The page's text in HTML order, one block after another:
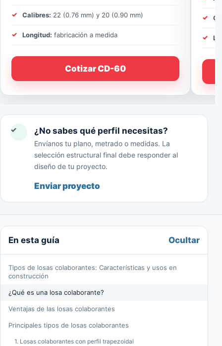
Calibres: 22 (0.76 mm) y 20 (0.90 mm)
Longitud: fabricación a medida
Cotizar CD-60
✓ ¿No sabes qué perfil necesitas?
Envíanos tu plano, metrado o medidas. La
selección estructural final debe responder al
diseño de tu proyecto.
Enviar proyecto
En esta guía Ocultar
Tipos de losas colaborantes: Características y usos en
construcción
¿Qué es una losa colaborante?
Ventajas de las losas colaborantes
Principales tipos de losas colaborantes
1. Losas colaborantes con perfil trapezoidal